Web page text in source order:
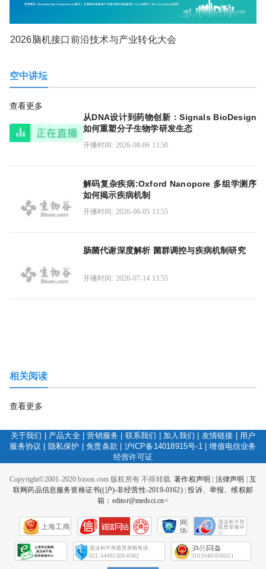
2026脑机接口前沿技术与产业转化大会
空中讲坛
查看更多
从DNA设计到药物创新：Signals BioDesign
如何重塑分子生物学研发生态
开播时间: 2026-08-06 13:50
解码复杂疾病:Oxford Nanopore 多组学测序
如何揭示疾病机制
开播时间: 2026-08-05 13:55
肠菌代谢深度解析 菌群调控与疾病机制研究
开播时间: 2026-07-14 13:55
相关阅读
查看更多
关于我们 | 产品大全|营销服务 | 联系我们 | 加入我们 | 友情链接 | 用户
服务协议 | 隐私保护 |免责条款 | 沪ICP备14018915号-1 |增值电信业务
经营许可证
Copyright©2001-2020 bioon.com 版权所有 不得转载.著作权声明 | 法律声明 | 互
联网药品信息服务资格证书((沪)-非经营性-2019-0162)|投诉、举报、维权邮
箱：editor@medsci.cn<
上海工商
网
络
会
征
021-54485309-8082 31010402000321